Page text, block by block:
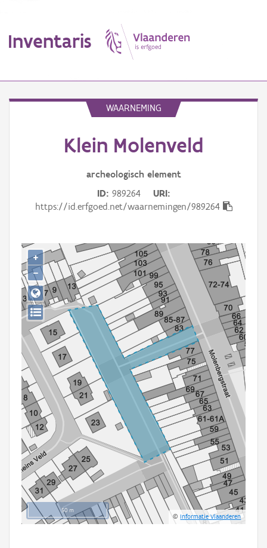
Inventaris
Gebeurtenis
Persoon of collectief
Downloads
Hergebruik
Aanmelden
WAARNEMING
Klein Molenveld
archeologisch element
ID 989264
URI
https://id.erfgoed.net/waarnemingen/989264
50 m
©Informatie Vlaanderen
+
−